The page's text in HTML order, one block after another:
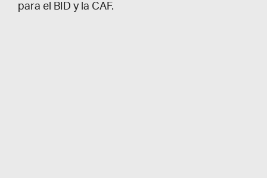
para el BID y la CAF.